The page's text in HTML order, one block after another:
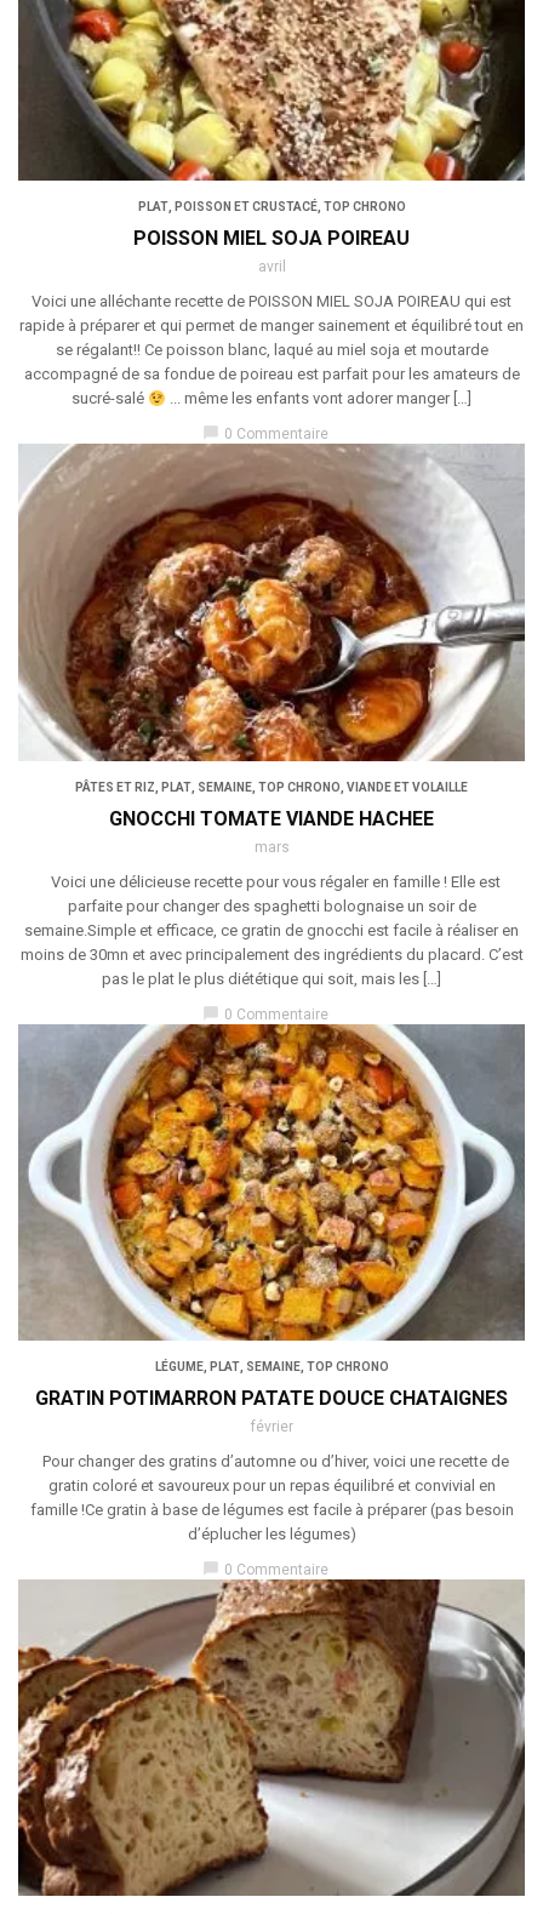
PLAT, POISSON ET CRUSTACÉ, TOP CHRONO
POISSON MIEL SOJA POIREAU
avril
Voici une alléchante recette de POISSON MIEL SOJA POIREAU qui est
rapide à préparer et qui permet de manger sainement et équilibré tout en
se régalant!! Ce poisson blanc, laqué au miel soja et moutarde
accompagné de sa fondue de poireau est parfait pour les amateurs de
sucré-salé
... même les enfants vont adorer manger […]
chat_bubble 0 Commentaire
PÂTES ET RIZ PLAT SEMAINE TOP CHRONO VIANDE ET VOLAILLE
GNOCCHI TOMATE VIANDE HACHEE
mars
Voici une délicieuse recette pour vous régaler en famille ! Elle est
parfaite pour changer des spaghetti bolognaise un soir de
semaine.Simple et efficace, ce gratin de gnocchi est facile à réaliser en
moins de 30mn et avec principalement des ingrédients du placard. C’est
pas le plat le plus diététique qui soit, mais les […]
0 Commentaire
LÉGUME, PLAT, SEMAINE, TOP CHRONO
GRATIN POTIMARRON PATATE DOUCE CHATAIGNES
février
Pour changer des gratins d’automne ou d’hiver, voici une recette de
gratin coloré et savoureux pour un repas équilibré et convivial en
famille !Ce gratin à base de légumes est facile à préparer (pas besoin
d’éplucher les légumes)
0 Commentaire